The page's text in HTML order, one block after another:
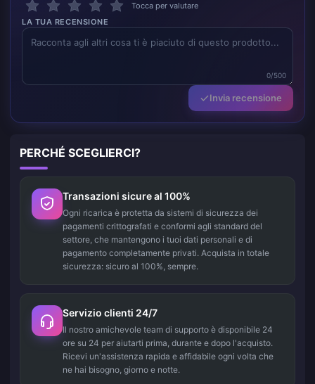
Tocca per valutare
LA TUA RECENSIONE
0/500
Invia recensione
PERCHÉ SCEGLIERCI?
Transazioni sicure al 100%
Ogni ricarica è protetta da sistemi di sicurezza dei
pagamenti crittografati e conformi agli standard del
settore, che mantengono i tuoi dati personali e di
pagamento completamente privati. Acquista in totale
sicurezza: sicuro al 100%, sempre.
Servizio clienti 24/7
Il nostro amichevole team di supporto è disponibile 24
ore su 24 per aiutarti prima, durante e dopo l'acquisto.
Ricevi un'assistenza rapida e affidabile ogni volta che
ne hai bisogno, giorno e notte.